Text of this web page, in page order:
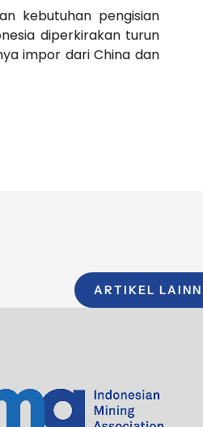
kebutuhan pengisian
diperkirakan turun
impor dari China dan
ARTIKEL